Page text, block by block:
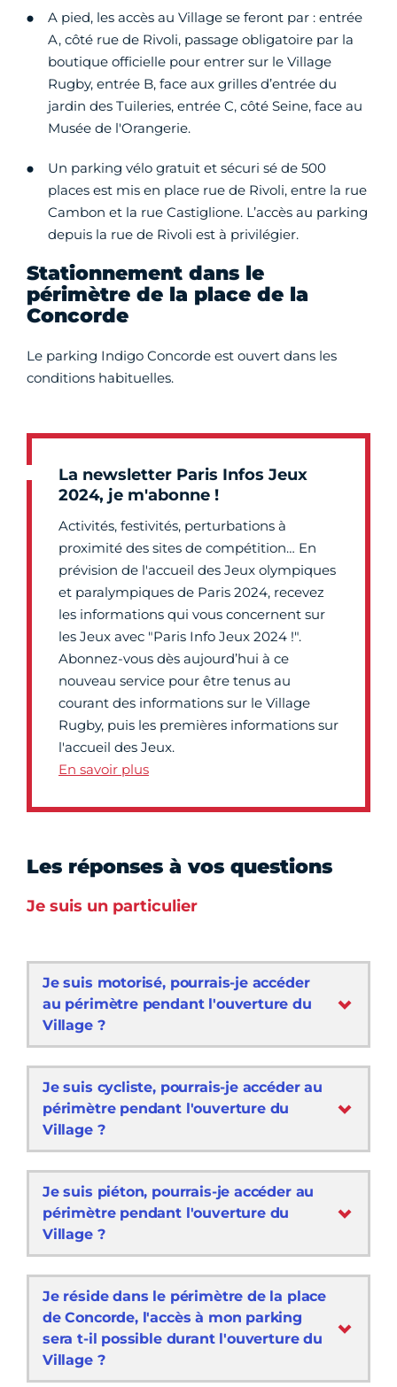
A pied, les accès au Village se feront par : entrée
A, côté rue de Rivoli, passage obligatoire par la
boutique officielle pour entrer sur le Village
Rugby, entrée B, face aux grilles d’entrée du
jardin des Tuileries, entrée C, côté Seine, face au
Musée de l'Orangerie.
Un parking vélo gratuit et sécuri sé de 500
places est mis en place rue de Rivoli, entre la rue
Cambon et la rue Castiglione. L’accès au parking
depuis la rue de Rivoli est à privilégier.
Stationnement dans le
périmètre de la place de la
Concorde
Le parking Indigo Concorde est ouvert dans les
conditions habituelles.
La newsletter Paris Infos Jeux
2024, je m'abonne !
Activités, festivités, perturbations à
proximité des sites de compétition… En
prévision de l'accueil des Jeux olympiques
et paralympiques de Paris 2024, recevez
les informations qui vous concernent sur
les Jeux avec "Paris Info Jeux 2024 !".
Abonnez-vous dès aujourd’hui à ce
nouveau service pour être tenus au
courant des informations sur le Village
Rugby, puis les premières informations sur
l'accueil des Jeux.
En savoir plus
Les réponses à vos questions
Je suis un particulier
Je suis motorisé, pourrais-je accéder
au périmètre pendant l'ouverture du
Village ?
Je suis cycliste, pourrais-je accéder au
périmètre pendant l'ouverture du
Village ?
Je suis piéton, pourrais-je accéder au
périmètre pendant l'ouverture du
Village ?
Je réside dans le périmètre de la place
de Concorde, l'accès à mon parking
sera t-il possible durant l'ouverture du
Village ?